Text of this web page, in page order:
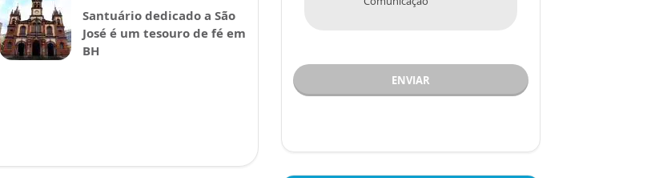
Santuário dedicado a São
José é um tesouro de fé em
BH
ENVIAR